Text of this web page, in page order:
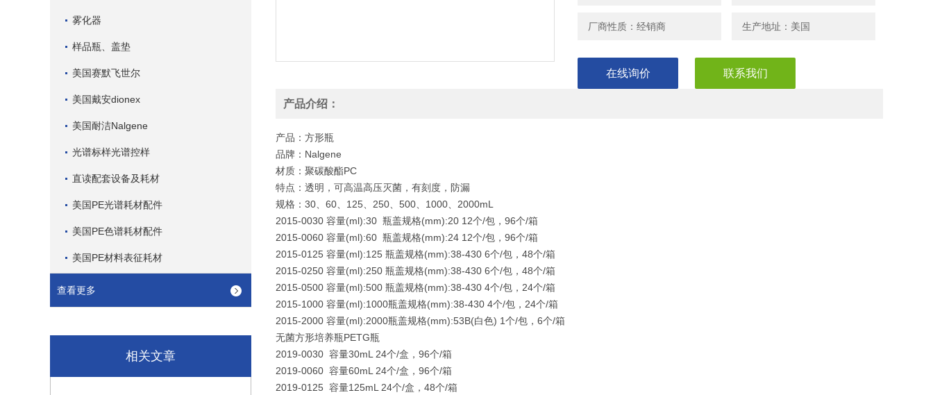
雾化器
样品瓶、盖垫
美国赛默飞世尔
美国戴安dionex
美国耐洁Nalgene
光谱标样光谱控样
直读配套设备及耗材
美国PE光谱耗材配件
美国PE色谱耗材配件
美国PE材料表征耗材
查看更多
相关文章
厂商性质：经销商 生产地址：美国
在线询价 联系我们
产品介绍：
产品：方形瓶
品牌：Nalgene
材质：聚碳酸酯PC
特点：透明，可高温高压灭菌，有刻度，防漏
规格：30、60、125、250、500、1000、2000mL
2015-0030 容量(ml):30 瓶盖规格(mm):20 12个/包，96个/箱
2015-0060 容量(ml):60 瓶盖规格(mm):24 12个/包，96个/箱
2015-0125 容量(ml):125 瓶盖规格(mm):38-430 6个/包，48个/箱
2015-0250 容量(ml):250 瓶盖规格(mm):38-430 6个/包，48个/箱
2015-0500 容量(ml):500 瓶盖规格(mm):38-430 4个/包，24个/箱
2015-1000 容量(ml):1000瓶盖规格(mm):38-430 4个/包，24个/箱
2015-2000 容量(ml):2000瓶盖规格(mm):53B(白色) 1个/包，6个/箱
无菌方形培养瓶PETG瓶
2019-0030 容量30mL 24个/盒，96个/箱
2019-0060 容量60mL 24个/盒，96个/箱
2019-0125 容量125mL 24个/盒，48个/箱